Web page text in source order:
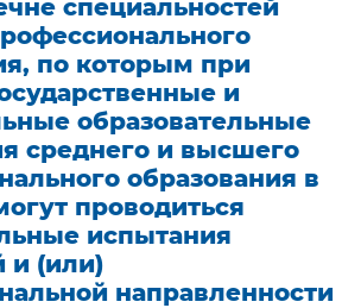
специальностей
по которым при
и
образовательные
среднего и высшего
образования в
проводиться
испытания
и (или)
направленности